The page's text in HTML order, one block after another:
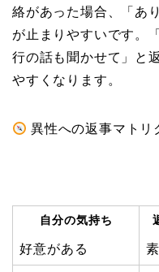
絡があった場合、「あ
が止まりやすいです。
行の話も聞かせて」と
やすくなります。
異性への返事マトリ
自分の気持ち
好意がある